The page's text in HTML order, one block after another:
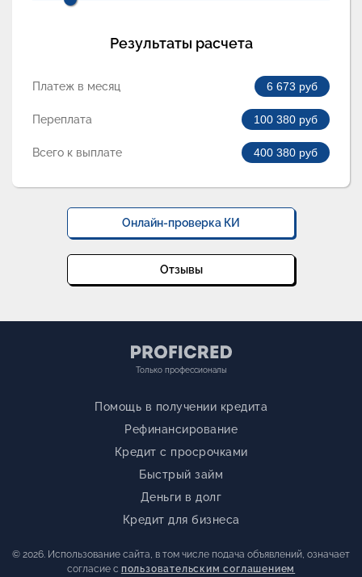
Результаты расчета
Платеж в месяц 6 673 руб
Переплата 100 380 руб
Всего к выплате 400 380 руб
Онлайн-проверка КИ
Отзывы
Только профессионалы
Помощь в получении кредита
Рефинансирование
Кредит с просрочками
Быстрый займ
Деньги в долг
Кредит для бизнеса
© 2026. Использование сайта, в том числе подача объявлений, означает
согласие с пользовательским соглашением